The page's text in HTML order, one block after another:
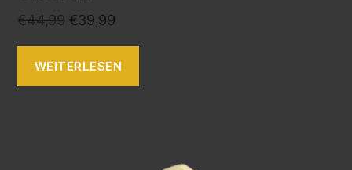
€44,99 €39,99
WEITERLESEN